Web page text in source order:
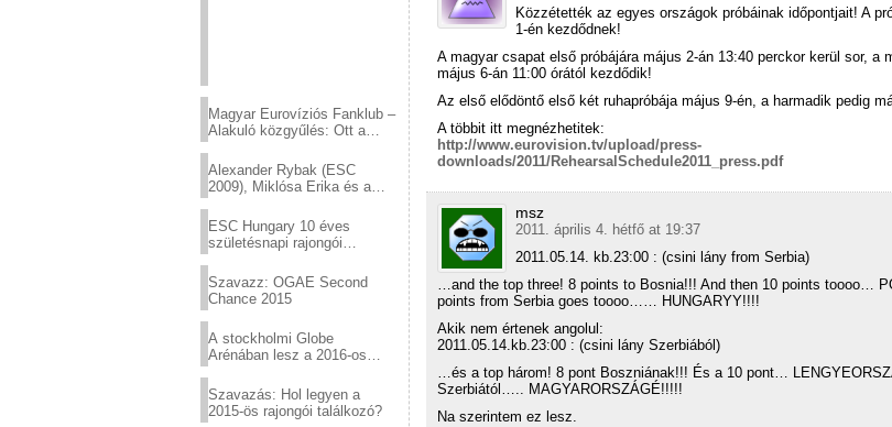
Magyar Eurovíziós Fanklub –
Alakuló közgyűlés: Ott a
Alexander Rybak (ESC
2009), Miklósa Erika és a
sztárjai a Margitszigeten
ESC Hungary 10 éves
születésnapi rajongói
Szavazz: OGAE Second
Chance 2015
A stockholmi Globe
Arénában lesz a 2016-os
Szavazás: Hol legyen a
2015-ös rajongói találkozó?
Közzétették az egyes országok próbáinak időpontjait! A
1-én kezdődnek!
A magyar csapat első próbájára május 2-án 13:40 perckor kerül sor, a
május 6-án 11:00 órától kezdődik!
Az első elődöntő első két ruhapróbája május 9-én, a harmadik pedig
A többit itt megnézhetitek:
http://www.eurovision.tv/upload/press-
downloads/2011/RehearsalSchedule2011_press.pdf
msz
2011. április 4. hétfő at 19:37
2011.05.14. kb.23:00 : (csini lány from Serbia)
…and the top three! 8 points to Bosnia!!! And then 10 points toooo…
points from Serbia goes toooo…… HUNGARYY!!!!
Akik nem értenek angolul:
2011.05.14.kb.23:00 : (csini lány Szerbiából)
…és a top három! 8 pont Boszniának!!! És a 10 pont…
Szerbiától….. MAGYARORSZÁGÉ!!!!!
Na szerintem ez lesz.